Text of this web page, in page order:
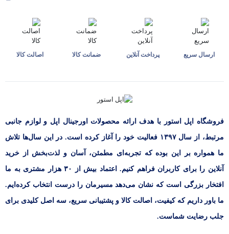
ارسال سریع پرداخت آنلاین ضمانت کالا اصالت کالا
فروشگاه اپل استور با هدف ارائه‌ محصولات اورجینال اپل و لوازم جانبی
مرتبط، از سال ۱۳۹۷ فعالیت خود را آغاز کرده است. در این سال‌ها تلاش
ما همواره بر این بوده که تجربه‌ای مطمئن، آسان و لذت‌بخش از خرید
آنلاین را برای کاربران فراهم کنیم. اعتماد بیش از ۳۰ هزار مشتری به ما
افتخار بزرگی است که نشان می‌دهد مسیرمان را درست انتخاب کرده‌ایم.
ما باور داریم که کیفیت، اصالت کالا و پشتیبانی سریع، سه اصل کلیدی برای
جلب رضایت شماست.